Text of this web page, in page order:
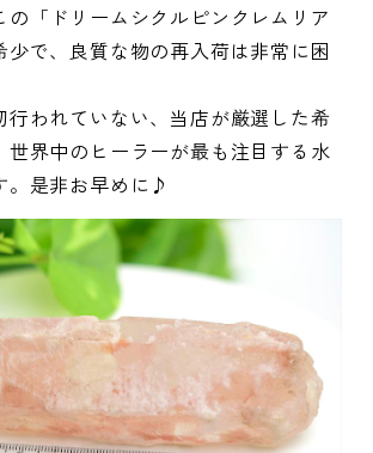
の「ドリームシクルピンクレムリア
少で、良質な物の再入荷は非常に困
行われていない、当店が厳選した希
世界中のヒーラーが最も注目する水
。是非お早めに♪